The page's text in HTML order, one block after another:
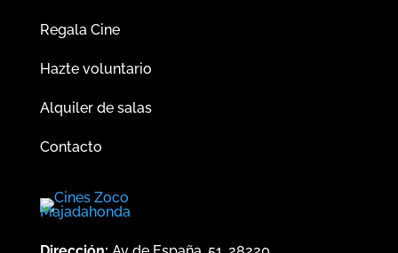
Regala Cine
Hazte voluntario
Alquiler de salas
Contacto